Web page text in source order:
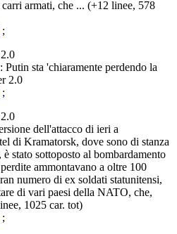
armati, che ... (+12 linee, 578
;
sta 'chiaramente perdendo la
2.0
;
dell'attacco di ieri a
di Kramatorsk, dove sono di stanza
stato sottoposto al bombardamento
ammontavano a oltre 100
numero di ex soldati statunitensi,
di vari paesi della NATO, che,
1025 car. tot)
;